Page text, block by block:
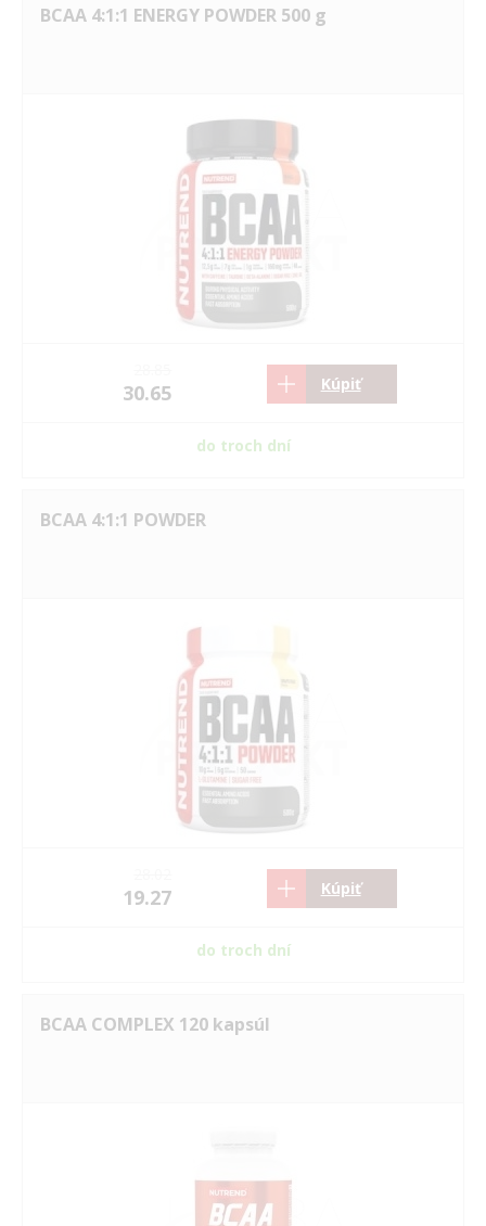
BCAA 4:1:1 ENERGY POWDER 500 g
30.65 Kúpiť
do troch dní
BCAA 4:1:1 POWDER
19.27 Kúpiť
do troch dní
BCAA COMPLEX 120 kapsúl